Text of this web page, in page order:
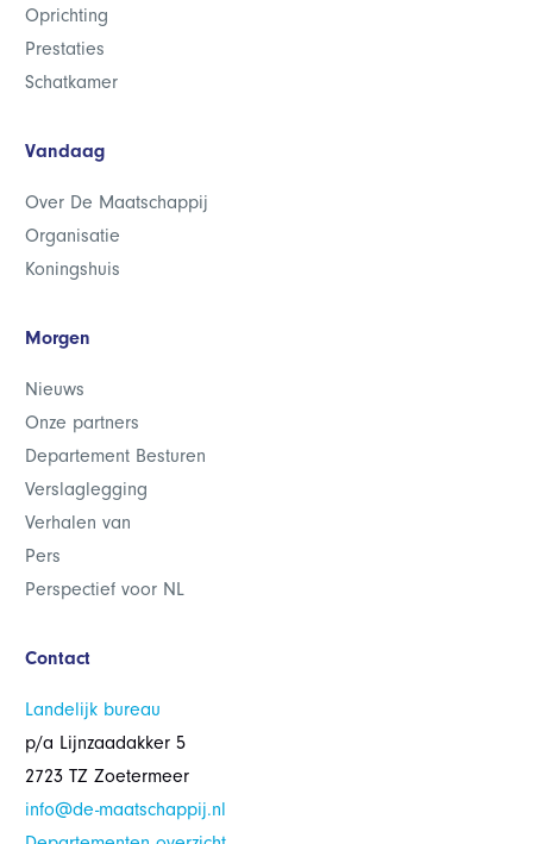
Oprichting
Prestaties
Schatkamer
Vandaag
Over De Maatschappij
Organisatie
Koningshuis
Morgen
Nieuws
Onze partners
Departement Besturen
Verslaglegging
Verhalen van
Pers
Perspectief voor NL
Contact
Landelijk bureau
p/a Lijnzaadakker 5
2723 TZ Zoetermeer
info@de-maatschappij.nl